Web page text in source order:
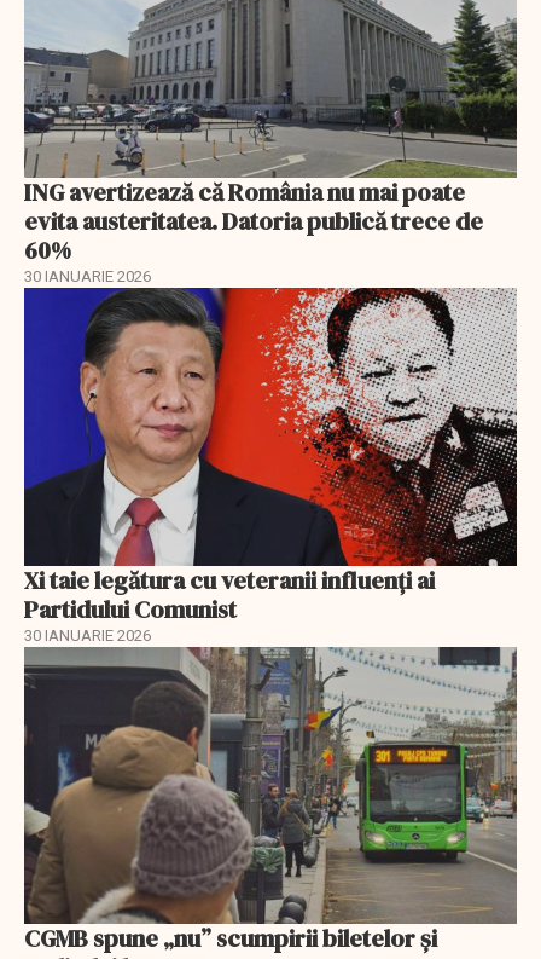
ING avertizează că România nu mai poate
evita austeritatea. Datoria publică trece de
60%
30 IANUARIE 2026
Xi taie legătura cu veteranii influenți ai
Partidului Comunist
30 IANUARIE 2026
CGMB spune „nu” scumpirii biletelor și